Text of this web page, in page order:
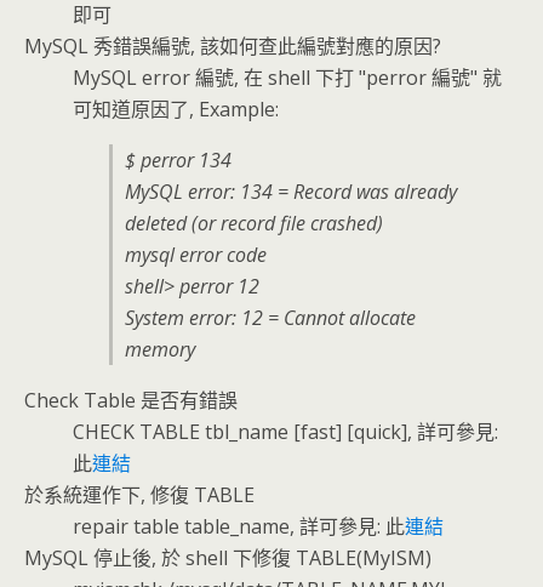
即可
MySQL 秀錯誤編號, 該如何查此編號對應的原因?
MySQL error 編號, 在 shell 下打 "perror 編號" 就
可知道原因了, Example:
$ perror 134
MySQL error: 134 = Record was already
deleted (or record file crashed)
mysql error code
shell> perror 12
System error: 12 = Cannot allocate
memory
Check Table 是否有錯誤
CHECK TABLE tbl_name [fast] [quick], 詳可參見:
此連結
於系統運作下, 修復 TABLE
repair table table_name, 詳可參見: 此連結
MySQL 停止後, 於 shell 下修復 TABLE(MyISM)